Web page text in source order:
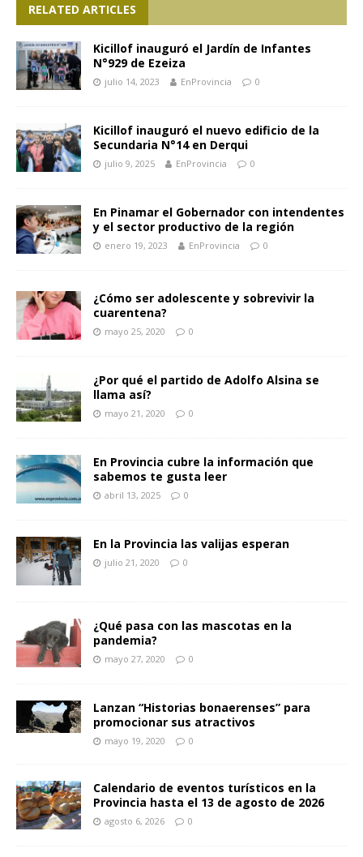
RELATED ARTICLES
Kicillof inauguró el Jardín de Infantes
N°929 de Ezeiza
julio 14, 2023 EnProvincia 0
Kicillof inauguró el nuevo edificio de la
Secundaria N°14 en Derqui
julio 9, 2025 EnProvincia 0
En Pinamar el Gobernador con intendentes
y el sector productivo de la región
enero 19, 2023 EnProvincia 0
¿Cómo ser adolescente y sobrevivir la
cuarentena?
mayo 25, 2020 0
¿Por qué el partido de Adolfo Alsina se
llama así?
mayo 21, 2020 0
En Provincia cubre la información que
sabemos te gusta leer
abril 13, 2025 0
En la Provincia las valijas esperan
julio 21, 2020 0
¿Qué pasa con las mascotas en la
pandemia?
mayo 27, 2020 0
Lanzan “Historias bonaerenses” para
promocionar sus atractivos
mayo 19, 2020 0
Calendario de eventos turísticos en la
Provincia hasta el 13 de agosto de 2026
agosto 6, 2026 0